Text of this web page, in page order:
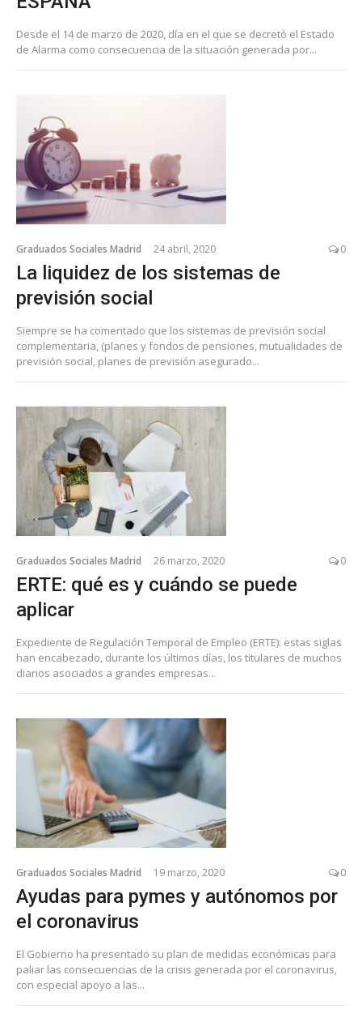
Desde el 14 de marzo de 2020, día en el que se decretó el Estado
de Alarma como consecuencia de la situación generada por...
Graduados Sociales Madrid 24 abril, 2020 0
La liquidez de los sistemas de
previsión social
Siempre se ha comentado que los sistemas de previsión social
complementaria, (planes y fondos de pensiones, mutualidades de
previsión social, planes de previsión asegurado...
Graduados Sociales Madrid 26 marzo, 2020 0
ERTE: qué es y cuándo se puede
aplicar
Expediente de Regulación Temporal de Empleo (ERTE): estas siglas
han encabezado, durante los últimos días, los titulares de muchos
diarios asociados a grandes empresas...
Graduados Sociales Madrid 19 marzo, 2020 0
Ayudas para pymes y autónomos por
el coronavirus
El Gobierno ha presentado su plan de medidas económicas para
paliar las consecuencias de la crisis generada por el coronavirus,
con especial apoyo a las...